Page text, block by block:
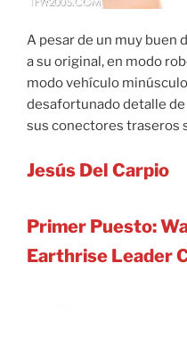
A pesar de un muy buen
a su original, en modo
modo vehículo
desafortunado detalle
sus conectores traseros
Jesús Del Carpio
Primer Puesto:
Earthrise Leader